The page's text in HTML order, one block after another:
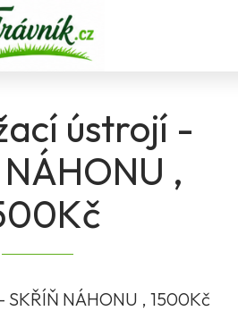
ústrojí -
,
NÁHONU , 1500Kč